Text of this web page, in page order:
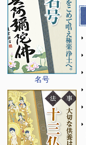
名号